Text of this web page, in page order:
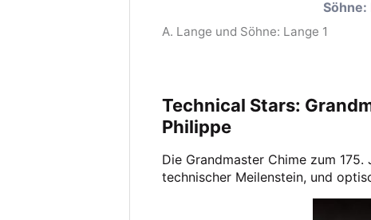
A. Lange und Söhne: Lange 1
Technical Stars:
Philippe
Die Grandmaster Chime zum
technischer Meilenstein, und